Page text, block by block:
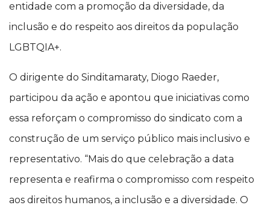
entidade com a promoção da diversidade, da
inclusão e do respeito aos direitos da população
LGBTQIA+.
O dirigente do Sinditamaraty, Diogo Raeder,
participou da ação e apontou que iniciativas como
essa reforçam o compromisso do sindicato com a
construção de um serviço público mais inclusivo e
representativo. “Mais do que celebração a data
representa e reafirma o compromisso com respeito
aos direitos humanos, a inclusão e a diversidade. O